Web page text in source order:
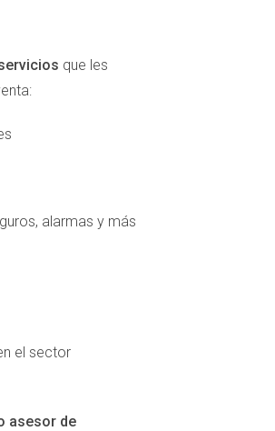
para muchos.
y experiencias
con el respaldo del
que les
alarmas y más
el sector
asesor de